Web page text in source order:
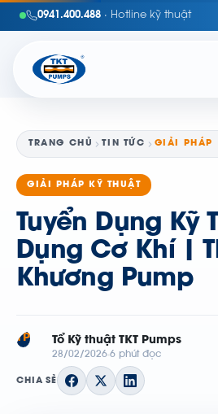
0941.400.488 · Hotline kỹ thuật
TRANG CHỦ TIN TỨC GIẢI PHÁP
GIẢI PHÁP KỸ THUẬT
Tuyển Dụng Kỹ
Dụng Cơ Khí |
Khương Pump
TP Tổ Kỹ thuật TKT Pumps
28/02/2026 6 phút đọc
CHIA SẺ